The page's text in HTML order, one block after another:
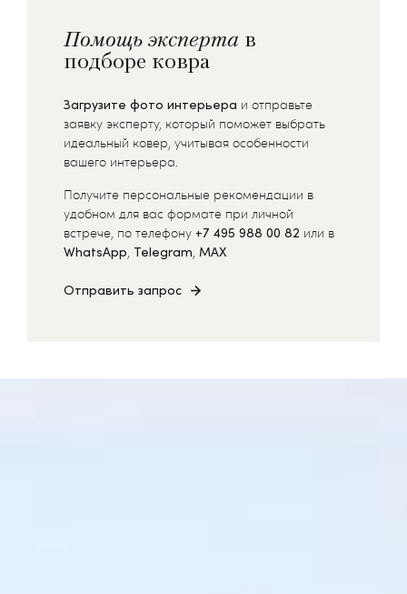
Помощь эксперта в
подборе ковра
Загрузите фото интерьера и отправьте
заявку эксперту, который поможет выбрать
идеальный ковер, учитывая особенности
вашего интерьера.
Получите персональные рекомендации в
удобном для вас формате при личной
встрече, по телефону +7 495 988 00 82 или в
WhatsApp, Telegram, MAX
Отправить запрос